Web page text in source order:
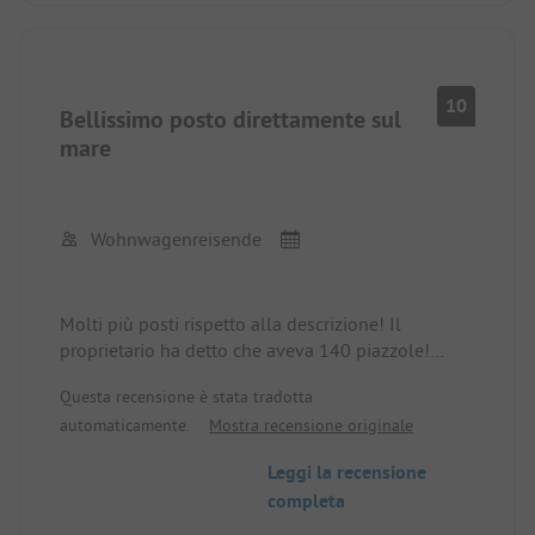
Bellissimo posto direttamente sul
mare
10
Wohnwagenreisende
Molti più posti rispetto alla descrizione! Il
proprietario ha detto che aveva 140 piazzole!
ottimo accesso alla spiaggia!
Bel bar e ristorante con esso, abbiamo tutto ciò di
Questa recensione è stata tradotta
automaticamente.
Mostra recensione originale
Leggi la recensione
completa